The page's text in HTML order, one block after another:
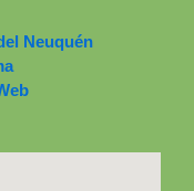
Neuquén